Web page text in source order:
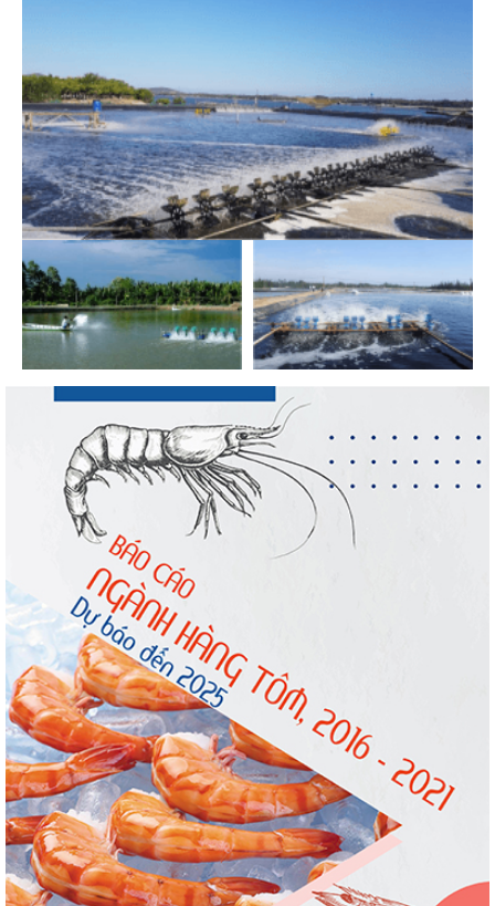
Thuế Mục 301 và bài toán thích ứng của
tôm Việt tại thị...
Nguồn cung giảm, giá cá rô phi Trung Quốc
tiếp tục tăng
Điểm tin thủy sản thế giới ngày 3/8/2026
Trung Quốc tăng mạnh nhập khẩu mực,
trong khi nguồn cung...
Xuất khẩu cá ngừ Việt Nam sang Canada
tăng nhẹ, áp lực mới...
Thông báo 407/TB-VPCP: Tập trung cao độ,
tạo chuyển biến...